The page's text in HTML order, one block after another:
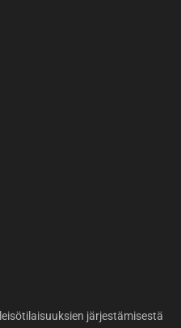
järjestämisestä